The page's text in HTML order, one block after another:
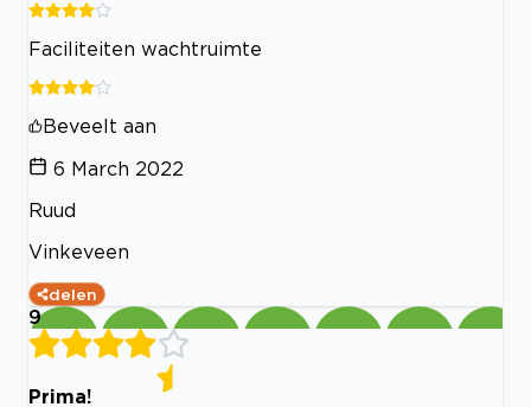
Faciliteiten wachtruimte
Beveelt aan
6 March 2022
Ruud
Vinkeveen
delen
9
Prima!